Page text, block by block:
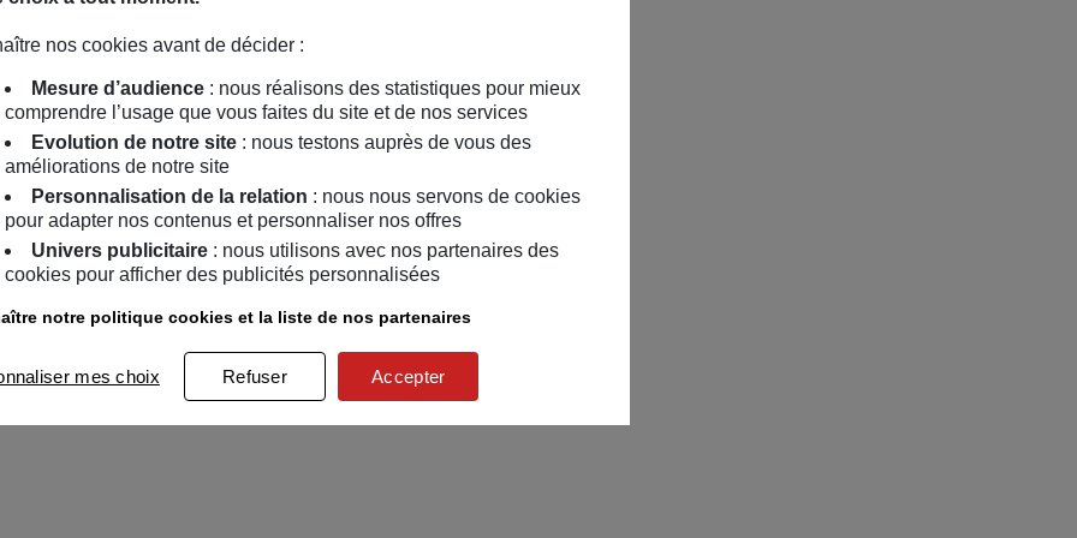
nos cookies avant de décider :
Mesure d’audience : nous réalisons des statistiques pour mieux
comprendre l’usage que vous faites du site et de nos services
Evolution de notre site : nous testons auprès de vous des
améliorations de notre site
Personnalisation de la relation : nous nous servons de cookies
pour adapter nos contenus et personnaliser nos offres
Univers publicitaire : nous utilisons avec nos partenaires des
cookies pour afficher des publicités personnalisées
notre politique cookies et la liste de nos partenaires
mes choix Refuser Accepter